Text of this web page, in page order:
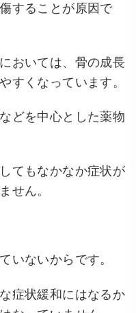
することが原因で
おいては、骨の成長
すくなっています。
どを中心とした薬物
てもなかなか症状が
せん。
いないからです。
症状緩和にはなるか